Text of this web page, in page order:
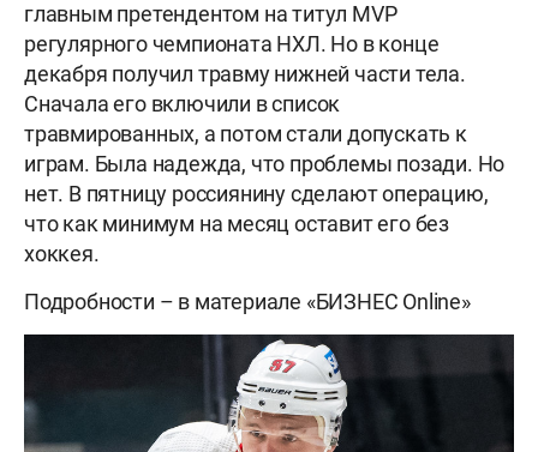
главным претендентом на титул MVP
регулярного чемпионата НХЛ. Но в конце
декабря получил травму нижней части тела.
Сначала его включили в список
травмированных, а потом стали допускать к
играм. Была надежда, что проблемы позади. Но
нет. В пятницу россиянину сделают операцию,
что как минимум на месяц оставит его без
хоккея.
Подробности – в материале «БИЗНЕС Online»